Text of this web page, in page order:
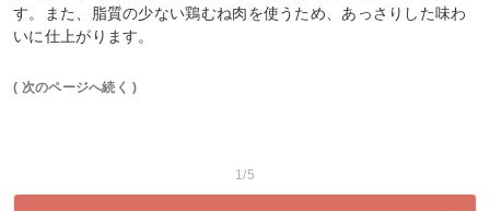
す。また、脂質の少ない鶏むね肉を使うため、あっさりした味わ
いに仕上がります。
( 次のページへ続く )
1/5